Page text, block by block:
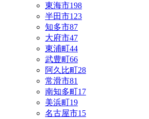
東海市198
半田市123
知多市87
大府市47
東浦町44
武豊町66
阿久比町28
常滑市81
南知多町17
美浜町19
名古屋市15